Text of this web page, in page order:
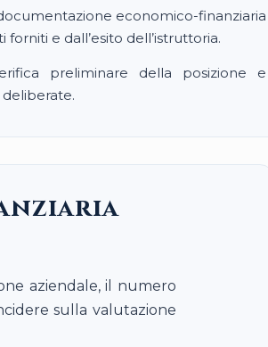
economico-finanziaria
e dall’esito dell’istruttoria.
preliminare della posizione e
aziendale, il numero
sulla valutazione